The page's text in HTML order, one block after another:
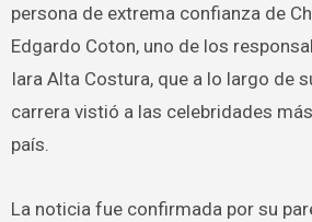
persona de extrema confianza de
Edgardo Coton, uno de los
Iara Alta Costura, que a lo largo de
carrera vistió a las celebridades
país.
La noticia fue confirmada por su